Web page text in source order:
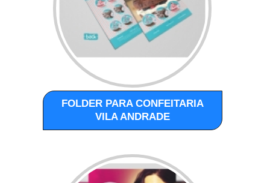
FOLDER PARA CONFEITARIA
VILA ANDRADE